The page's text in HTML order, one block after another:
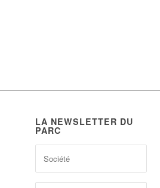
LA NEWSLETTER DU
PARC